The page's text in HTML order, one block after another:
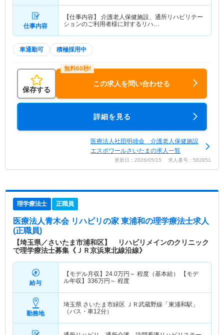
仕事内容
【仕事内容】 介護老人保健施設、通所リハビリテー
ションのご利用者様に対するリハ…
車通勤可 積極採用中
保存する
この求人を問い合わせる
詳細を見る
医療法人社団明雄会 介護老人保健施設
エスポワールさいたまの求人一覧
更新日：2026/05/15 求人番号：582851
理学療法士 正職員
医療法人青木会 リハビリの家 東浦和の理学療法士求人
(正職員)
【埼玉県／さいたま市浦和区】 リハビリメインのクリニック
で理学療法士募集《ＪＲ京浜東北線沿線》
給与
【モデル月収】 24.0万円～ 程度（基本給） 【モデ
ル年収】 336万円～ 程度
勤務地
埼玉県 さいたま市緑区 ＪＲ武蔵野線「東浦和駅」
（バス・車12分）